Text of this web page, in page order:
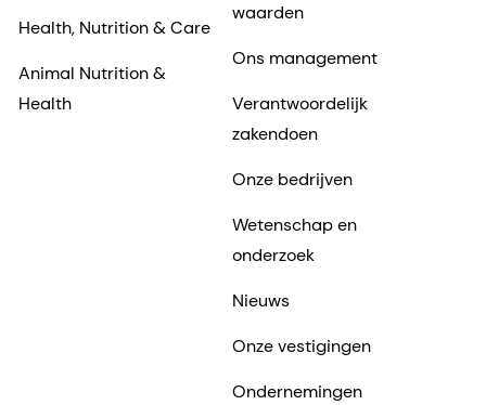
Health, Nutrition & Care
Animal Nutrition &
Health
waarden
Ons management
Verantwoordelijk
zakendoen
Onze bedrijven
Wetenschap en
onderzoek
Nieuws
Onze vestigingen
Ondernemingen